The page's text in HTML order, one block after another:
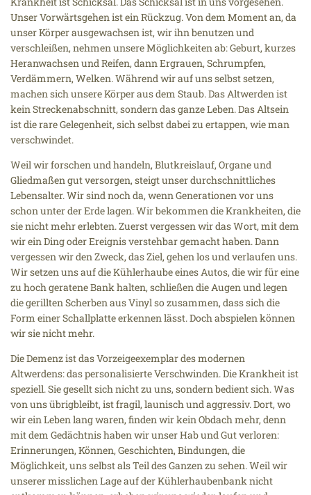
Unser Vorwärtsgehen ist ein Rückzug. Von dem Moment an, da
unser Körper ausgewachsen ist, wir ihn benutzen und
verschleißen, nehmen unsere Möglichkeiten ab: Geburt, kurzes
Heranwachsen und Reifen, dann Ergrauen, Schrumpfen,
Verdämmern, Welken. Während wir auf uns selbst setzen,
machen sich unsere Körper aus dem Staub. Das Altwerden ist
kein Streckenabschnitt, sondern das ganze Leben. Das Altsein
ist die rare Gelegenheit, sich selbst dabei zu ertappen, wie man
verschwindet.
Weil wir forschen und handeln, Blutkreislauf, Organe und
Gliedmaßen gut versorgen, steigt unser durchschnittliches
Lebensalter. Wir sind noch da, wenn Generationen vor uns
schon unter der Erde lagen. Wir bekommen die Krankheiten, die
sie nicht mehr erlebten. Zuerst vergessen wir das Wort, mit dem
wir ein Ding oder Ereignis verstehbar gemacht haben. Dann
vergessen wir den Zweck, das Ziel, gehen los und verlaufen uns.
Wir setzen uns auf die Kühlerhaube eines Autos, die wir für eine
zu hoch geratene Bank halten, schließen die Augen und legen
die gerillten Scherben aus Vinyl so zusammen, dass sich die
Form einer Schallplatte erkennen lässt. Doch abspielen können
wir sie nicht mehr.
Die Demenz ist das Vorzeigeexemplar des modernen
Altwerdens: das personalisierte Verschwinden. Die Krankheit ist
speziell. Sie gesellt sich nicht zu uns, sondern bedient sich. Was
von uns übrigbleibt, ist fragil, launisch und aggressiv. Dort, wo
wir ein Leben lang waren, finden wir kein Obdach mehr, denn
mit dem Gedächtnis haben wir unser Hab und Gut verloren:
Erinnerungen, Können, Geschichten, Bindungen, die
Möglichkeit, uns selbst als Teil des Ganzen zu sehen. Weil wir
unserer misslichen Lage auf der Kühlerhaubenbank nicht